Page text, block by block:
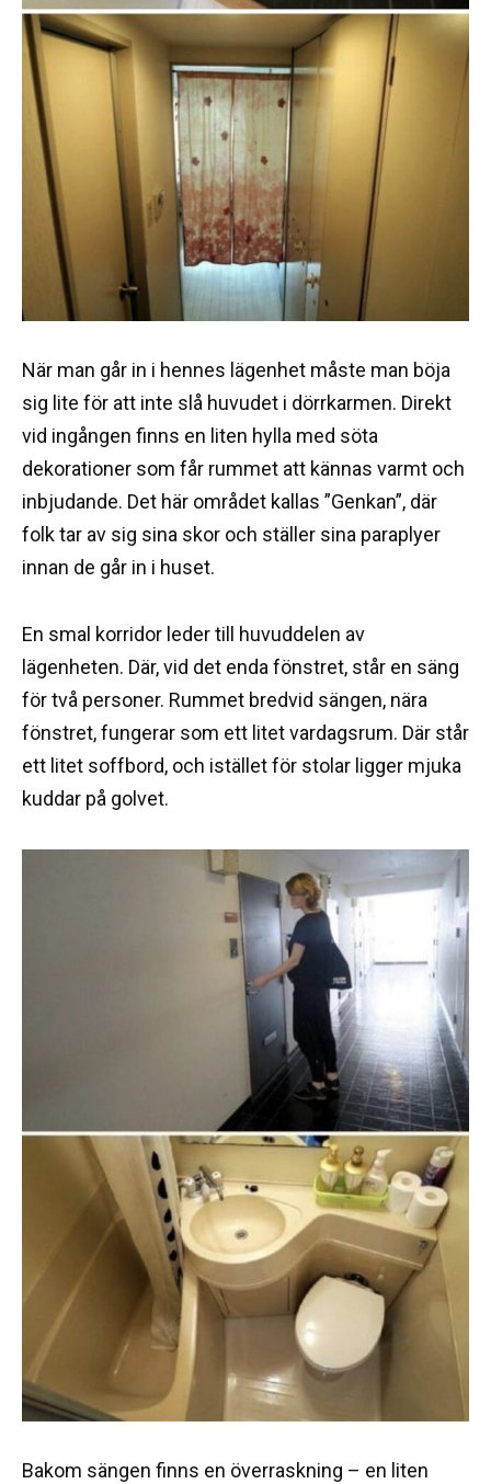
När man går in i hennes lägenhet måste man böja
sig lite för att inte slå huvudet i dörrkarmen. Direkt
vid ingången finns en liten hylla med söta
dekorationer som får rummet att kännas varmt och
inbjudande. Det här området kallas ”Genkan”, där
folk tar av sig sina skor och ställer sina paraplyer
innan de går in i huset.
En smal korridor leder till huvuddelen av
lägenheten. Där, vid det enda fönstret, står en säng
för två personer. Rummet bredvid sängen, nära
fönstret, fungerar som ett litet vardagsrum. Där står
ett litet soffbord, och istället för stolar ligger mjuka
kuddar på golvet.
Bakom sängen finns en överraskning – en liten